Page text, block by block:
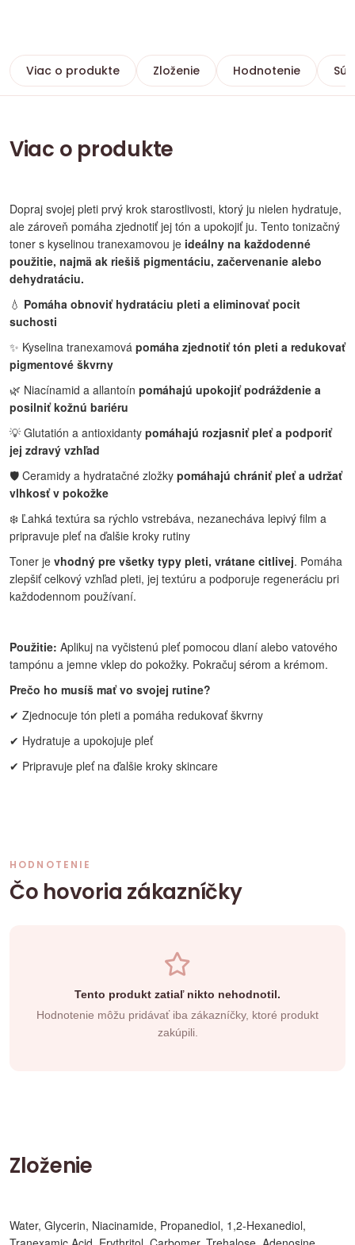
Viac o produkte Zloženie Hodnotenie
Viac o produkte
Dopraj svojej pleti prvý krok starostlivosti, ktorý ju nielen hydratuje,
ale zároveň pomáha zjednotiť jej tón a upokojiť ju. Tento tonizačný
toner s kyselinou tranexamovou je ideálny na každodenné
použitie, najmä ak riešiš pigmentáciu, začervenanie alebo
dehydratáciu.
💧 Pomáha obnoviť hydratáciu pleti a eliminovať pocit
suchosti
✨ Kyselina tranexamová pomáha zjednotiť tón pleti a redukovať
pigmentové škvrny
🌿 Niacínamid a allantoín pomáhajú upokojiť podráždenie a
posilniť kožnú bariéru
💡 Glutatión a antioxidanty pomáhajú rozjasniť pleť a podporiť
jej zdravý vzhľad
🛡️ Ceramidy a hydratačné zložky pomáhajú chrániť pleť a udržať
vlhkosť v pokožke
❄️ Ľahká textúra sa rýchlo vstrebáva, nezanecháva lepivý film a
pripravuje pleť na ďalšie kroky rutiny
Toner je vhodný pre všetky typy pleti, vrátane citlivej. Pomáha
zlepšiť celkový vzhľad pleti, jej textúru a podporuje regeneráciu pri
každodennom používaní.
Použitie: Aplikuj na vyčistenú pleť pomocou dlaní alebo vatového
tampónu a jemne vklep do pokožky. Pokračuj sérom a krémom.
Prečo ho musíš mať vo svojej rutine?
✔ Zjednocuje tón pleti a pomáha redukovať škvrny
✔ Hydratuje a upokojuje pleť
✔ Pripravuje pleť na ďalšie kroky skincare
HODNOTENIE
Čo hovoria zákazníčky
Tento produkt zatiaľ nikto nehodnotil.
Hodnotenie môžu pridávať iba zákazníčky, ktoré produkt
zakúpili.
Zloženie
Water, Glycerin, Niacinamide, Propanediol, 1,2-Hexanediol,